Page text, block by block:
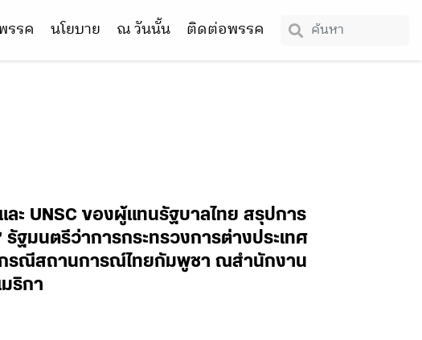
รรค นโยบาย ณ วันนั้น ติดต่อพรรค
ะ UNSC ของผู้แทนรัฐบาลไทย สรุปการ
ฐมนตรีว่าการกระทรวงการต่างประเทศ
รณีสถานการณ์ไทยกัมพูชา ณสำนักงาน
ริกา